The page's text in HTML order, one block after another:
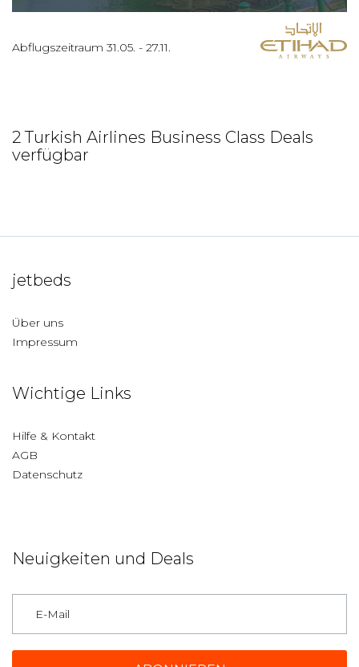
Abflugszeitraum 31.05. - 27.11.
2 Turkish Airlines Business Class Deals
verfügbar
jetbeds
Über uns
Impressum
Wichtige Links
Hilfe & Kontakt
AGB
Datenschutz
Neuigkeiten und Deals